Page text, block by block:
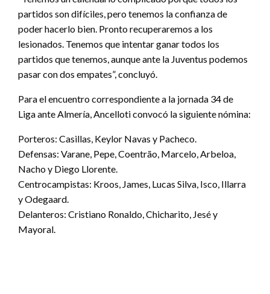
partidos son difíciles, pero tenemos la confianza de
poder hacerlo bien. Pronto recuperaremos a los
lesionados. Tenemos que intentar ganar todos los
partidos que tenemos, aunque ante la Juventus podemos
pasar con dos empates”, concluyó.
Para el encuentro correspondiente a la jornada 34 de
Liga ante Almería, Ancelloti convocó la siguiente nómina:
Porteros: Casillas, Keylor Navas y Pacheco.
Defensas: Varane, Pepe, Coentrão, Marcelo, Arbeloa,
Nacho y Diego Llorente.
Centrocampistas: Kroos, James, Lucas Silva, Isco, Illarra
y Odegaard.
Delanteros: Cristiano Ronaldo, Chicharito, Jesé y
Mayoral.